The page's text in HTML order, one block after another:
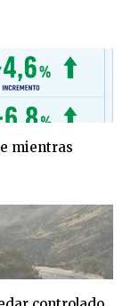
mientras